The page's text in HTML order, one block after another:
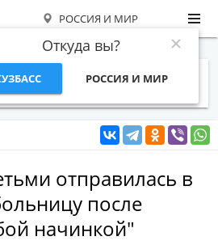
РОССИЯ И МИР
Откуда вы?
РОССИЯ И МИР
ТЕМЫ ФОТО
отправилась в
после
начинкой"